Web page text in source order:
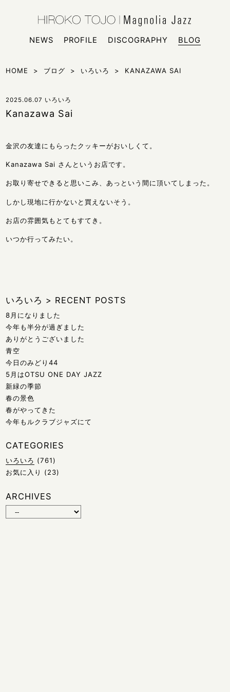
NEWS
PROFILE DISCOGRAPHY BLOG
HOME > ブログ > いろいろ > KANAZAWA SAI
2025.06.07 いろいろ
Kanazawa Sai
金沢の友達にもらったクッキーがおいしくて。
Kanazawa Sai さんというお店です。
お取り寄せできると思いこみ、あっという間に頂いてしまった。
しかし現地に行かないと買えないそう。
お店の雰囲気もとてもすてき。
いつか行ってみたい。
いろいろ > RECENT POSTS
8月になりました
今年も半分が過ぎました
ありがとうございました
青空
今日のみどり44
5月はOTSU ONE DAY JAZZ
新緑の季節
春の景色
春がやってきた
今年もルクラブジャズにて
CATEGORIES
いろいろ (761)
お気に入り
(23)
ARCHIVES